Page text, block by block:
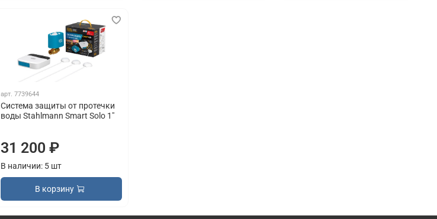
арт.7739644
Система защиты от протечки
воды Stahlmann Smart Solo 1"
31 200 ₽
В наличии: 5 шт
В корзину